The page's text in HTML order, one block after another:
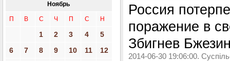
Ноябрь
П В С Ч П С Н
1 2 3 4
5
6
7 8 9 10 11 12
Россия
поражение в
Збигнев
2014-06-30 19:06:00.